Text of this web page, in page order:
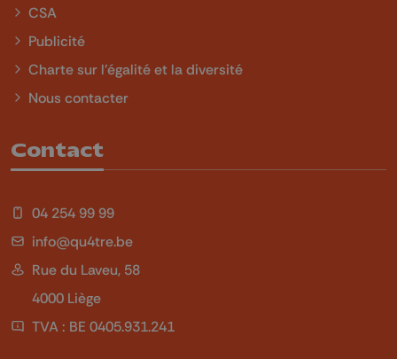
CSA
Publicité
Charte sur l'égalité et la diversité
Nous contacter
Contact
04 254 99 99
info@qu4tre.be
Rue du Laveu, 58
4000 Liège
TVA : BE 0405.931.241